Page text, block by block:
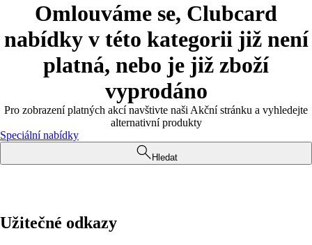
Omlouváme se, Clubcard
nabídky v této kategorii již není
platná, nebo je již zboží
vyprodáno
Pro zobrazení platných akcí navštivte naši Akční stránku a vyhledejte
alternativní produkty
Speciální nabídky
Hledat
Užitečné odkazy